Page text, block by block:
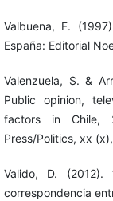
Valbuena, F.
España: Editorial
Valenzuela, S. &
Public opinion,
factors in Chile,
Press/Politics, xx
Valido, D. (2012).
correspondencia